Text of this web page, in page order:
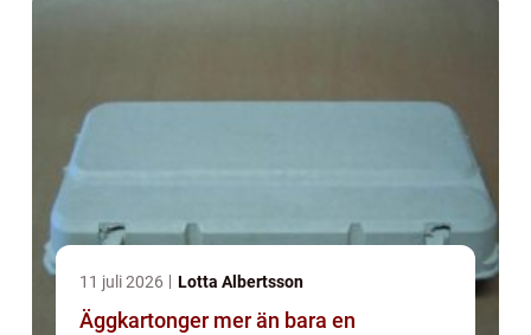
11 juli 2026 Lotta Albertsson
Äggkartonger mer än bara en